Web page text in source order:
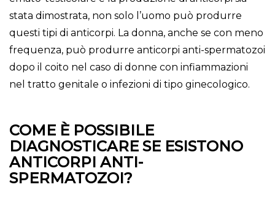
stata dimostrata, non solo l’uomo può produrre
questi tipi di anticorpi. La donna, anche se con meno
frequenza, può produrre anticorpi anti-spermatozoi
dopo il coito nel caso di donne con infiammazioni
nel tratto genitale o infezioni di tipo ginecologico.
COME È POSSIBILE
DIAGNOSTICARE SE ESISTONO
ANTICORPI ANTI-
SPERMATOZOI?